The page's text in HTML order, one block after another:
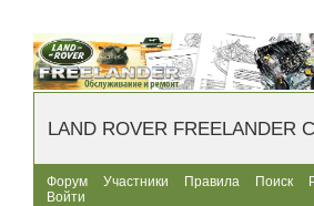
LAND ROVER FREELANDER
Форум Участники Правила Поиск
Войти